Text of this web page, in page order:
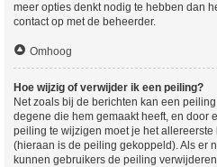
meer opties denkt nodig te hebben dan
contact op met de beheerder.
Omhoog
Hoe wijzig of verwijder ik een peiling?
Net zoals bij de berichten kan een
degene die hem gemaakt heeft, en door
peiling te wijzigen moet je het
(hieraan is de peiling gekoppeld). Als er
kunnen gebruikers de peiling